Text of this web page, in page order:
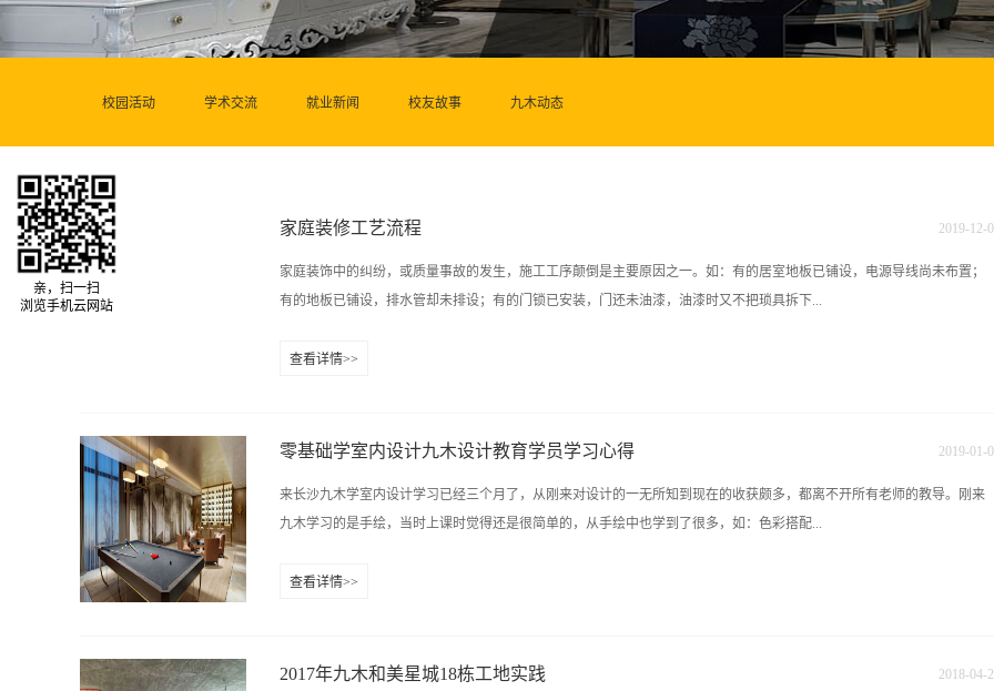
校园活动 学术交流 就业新闻 校友故事 九木动态
家庭装修工艺流程
家庭装饰中的纠纷，或质量事故的发生，施工工序颠倒是主要原因之一。如：有的居室地板已铺设，电源导线尚未布置；
有的地板已铺设，排水管却未排设；有的门锁已安装，门还未油漆，油漆时又不把琐具拆下...
需资料。 2、方案设计：先确定立意构思、 设计方向、初步方案、报价、平面图、草图等；与客户多次沟通、修改方
定电源导线和CATV，通讯、确保线路的走向；确定开关插座的数量；确定给排水管道的走向；确定橱柜、料理台、浴具
等的标高和位置；门、窗基准的测试与修正等。 入场施工，进场进行拆除工程，然后现场清理。选购材料：购买电线、开
2019-12-
查看详情>>
零基础学室内设计九木设计教育学员学习心得
来长沙九木学室内设计学习已经三个月了，从刚来对设计的一无所知到现在的收获颇多，都离不开所有老师的教导。刚来
九木学习的是手绘，当时上课时觉得还是很简单的，从手绘中也学到了很多，如：色彩搭配...
持不下去了，后来上了杨老师的课，当上第一节课的时候，我就真的懵了，到后来讲到空间概念的东西就更加不懂了，但
2019-01 -
查看详情>>
2017年九木和美星城18栋工地实践 2018-04-
亲，扫一扫
浏览手机云网站